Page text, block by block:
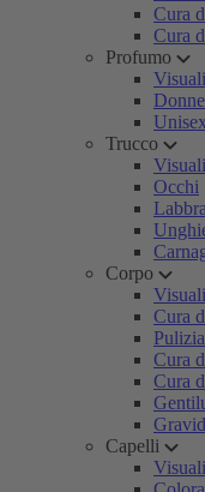
Cura
Cura
Profumo
Donne
Unisex
Trucco
Occhi
Labbra
Corpo
Cura
Pulizia
Cura
Cura
Capelli